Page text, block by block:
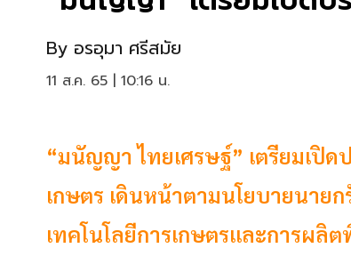
By อรอุมา ศรีสมัย
11 ส.ค. 65 | 10:16 น.
“มนัญญา ไทยเศรษฐ์” เตรียมเปิด
เกษตร เดินหน้าตามนโยบายนาย
เทคโนโลยีการเกษตรและการผลิ